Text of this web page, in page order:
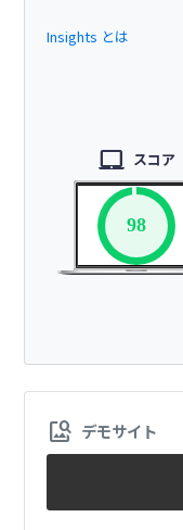
Insights とは
laptop_mac スコア
98
image_search デモサイト